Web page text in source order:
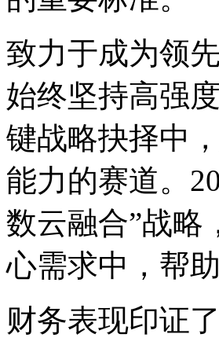
致力于成为领先
始终坚持高强度
键战略抉择中
能力的赛道。
数云融合”战略
心需求中，
财务表现印证